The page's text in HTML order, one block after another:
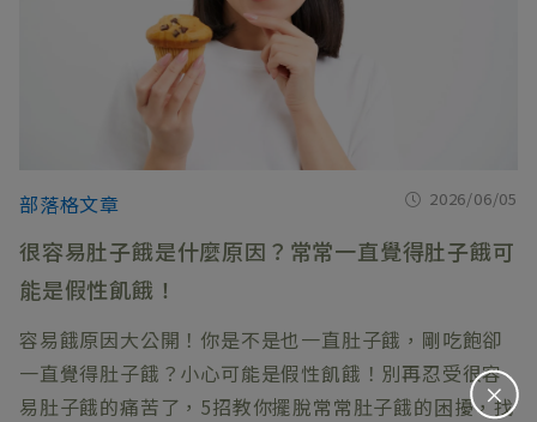
＋
部落格文章 2026/06/05
很容易肚子餓是什麼原因？常常一直覺得肚子餓可
能是假性飢餓！
容易餓原因大公開！你是不是也一直肚子餓，剛吃飽卻
一直覺得肚子餓？小心可能是假性飢餓！別再忍受很容
易肚子餓的痛苦了，5招教你擺脫常常肚子餓的困擾，找